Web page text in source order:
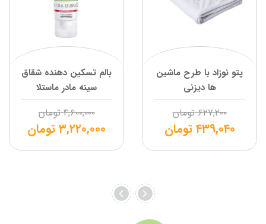
پتو نوزاد با طرح ماشین
ها دیزنی
۶۲۷,۲۰۰ تومان
۴۳۹,۰۴۰ تومان
بالم تسکین دهنده شقاق
سینه مادر ماستلا
۴,۶۰۰,۰۰۰ تومان
۳,۲۲۰,۰۰۰تومان